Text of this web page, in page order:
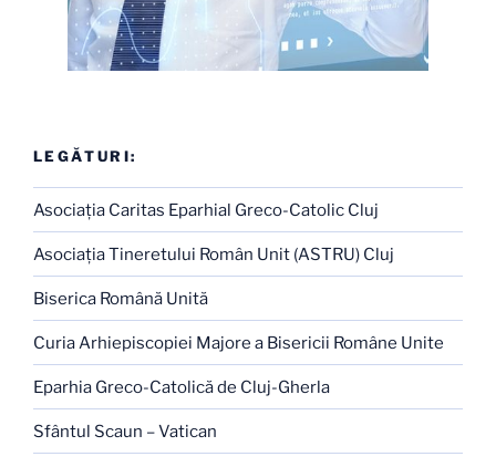
LEGĂTURI:
Asociaţia Caritas Eparhial Greco-Catolic Cluj
Asociaţia Tineretului Român Unit (ASTRU) Cluj
Biserica Română Unită
Curia Arhiepiscopiei Majore a Bisericii Române Unite
Eparhia Greco-Catolică de Cluj-Gherla
Sfântul Scaun – Vatican